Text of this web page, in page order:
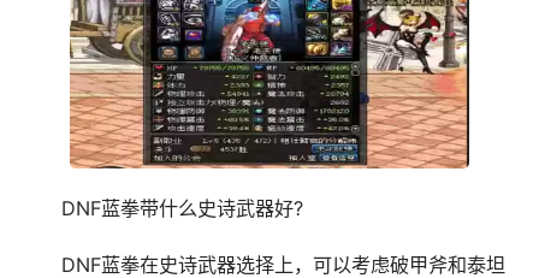
DNF蓝拳带什么史诗武器好?
DNF蓝拳在史诗武器选择上，可以考虑破甲斧和泰坦